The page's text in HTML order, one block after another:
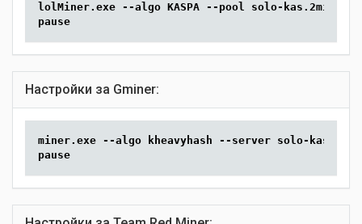
lolMiner.exe --algo KASPA --pool solo-
pause
Настройки за Gminer:
miner.exe --algo kheavyhash --server solo-
pause